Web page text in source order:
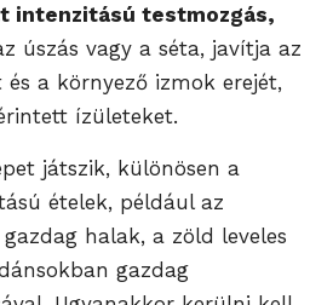
intenzitású testmozgás,
úszás vagy a séta, javítja az
a környező izmok erejét,
ízületeket.
játszik, különösen a
ételek, például az
halak, a zöld leveles
gazdag